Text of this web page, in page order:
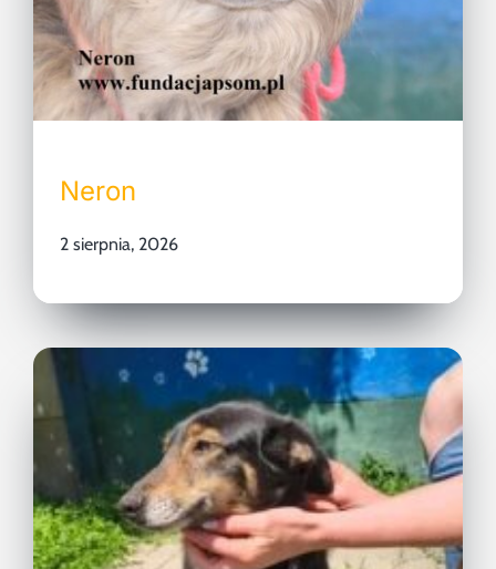
Neron
2 sierpnia, 2026